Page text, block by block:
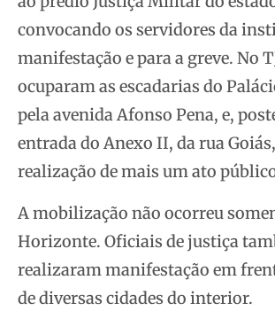
convocando os servidores da
manifestação e para a greve. No
ocuparam as escadarias do
pela avenida Afonso Pena, e,
entrada do Anexo II, da rua
realização de mais um ato
A mobilização não ocorreu
Horizonte. Oficiais de justiça
realizaram manifestação em
de diversas cidades do interior.